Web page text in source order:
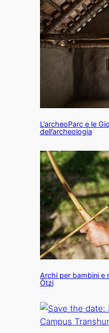
L’archeoParc e le
dell’archeologia
Archi per bambini e
Ötzi